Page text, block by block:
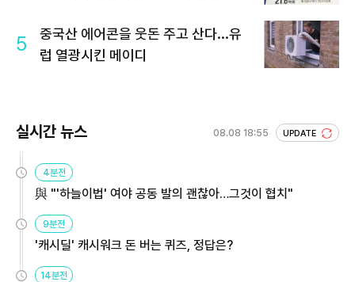
5
중국산 에어콘을 웃돈 주고 산다...유
럽 열광시킨 메이디
실시간 뉴스 08.08 18:55 UPDATE
4분전
與 "'하늘이법' 여야 공동 발의 괜찮아…그것이 협치"
9분전
'캐시딜' 캐시워크 돈 버는 퀴즈, 정답은?
14분전